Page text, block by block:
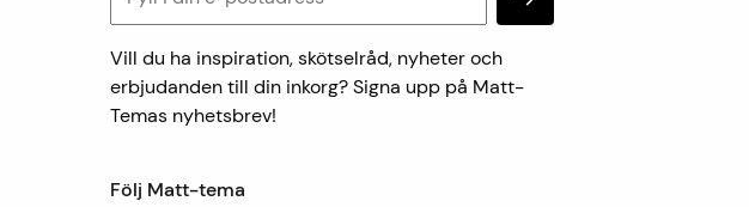
Vill du ha inspiration, skötselråd, nyheter och
erbjudanden till din inkorg? Signa upp på Matt-
Temas nyhetsbrev!
Följ Matt-tema